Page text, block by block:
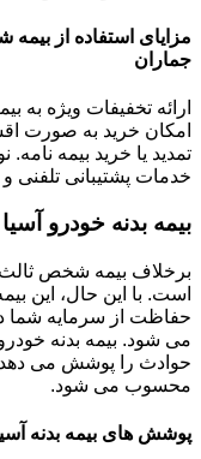
مزایای استفاده از
جماران
ارائه تخفیفات ویژه به
امکان خرید به صورت
تمدید یا خرید بیمه
خدمات پشتیبانی
بیمه بدنه خودرو آسیا
برخلاف بیمه شخص ثالث،
است. با این حال، این
حفاظت از سرمایه شما
می شود. بیمه بدنه
حوادث را پوشش می دهد
محسوب می شود.
پوشش های بیمه بدنه